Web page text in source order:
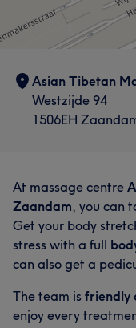
Wat onze klanten
Professioneel
Deskundig 13
Asian Tibetan
Westzijde 94
1506EH
At massage centre
Zaandam, you can
Get your body
stress with a full
can also get a
The team is friendly
enjoy every